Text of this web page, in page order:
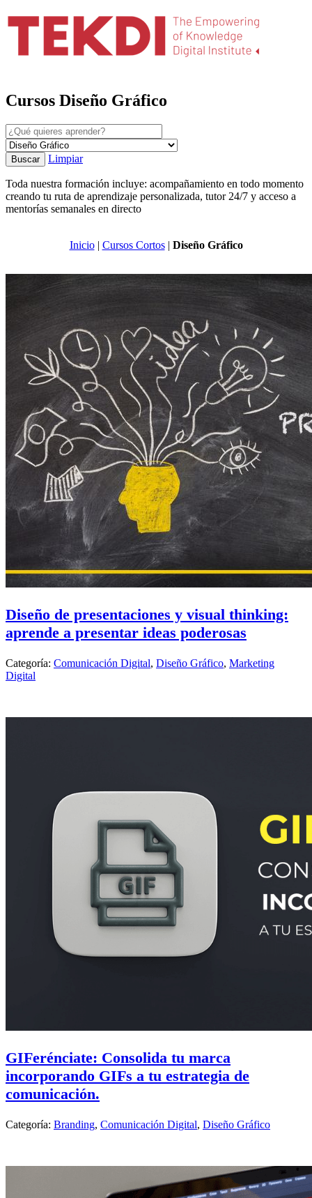
Cursos Diseño Gráfico
Buscar Limpiar
Toda nuestra formación incluye: acompañamiento en todo momento
creando tu ruta de aprendizaje personalizada, tutor 24/7 y acceso a
mentorías semanales en directo
Inicio| Cursos Cortos| Diseño Gráfico
Diseño de presentaciones y visual thinking:
aprende a presentar ideas poderosas
Categoría: Comunicación Digital, Diseño Gráfico, Marketing
Digital
GIFerénciate: Consolida tu marca
incorporando GIFs a tu estrategia de
comunicación.
Categoría: Branding, Comunicación Digital, Diseño Gráfico